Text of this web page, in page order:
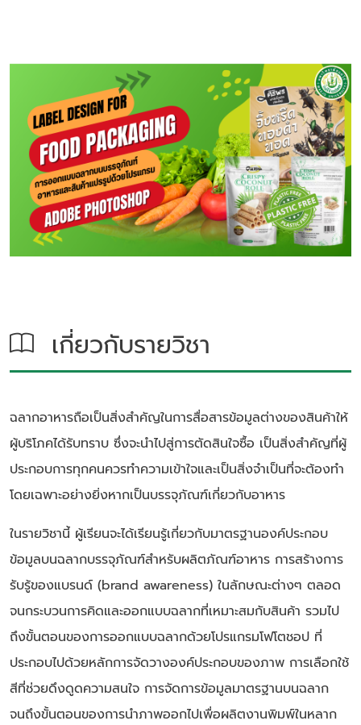
เกี่ยวกับรายวิชา
ฉลากอาหารถือเป็นสิ่งสำคัญในการสื่อสารข้อมูลต่างของสินค้าให้
ผู้บริโภคได้รับทราบ ซึ่งจะนำไปสู่การตัดสินใจซื้อ เป็นสิ่งสำคัญที่ผู้
ประกอบการทุกคนควรทำความเข้าใจและเป็นสิ่งจำเป็นที่จะต้องทำ
โดยเฉพาะอย่างยิ่งหากเป็นบรรจุภัณฑ์เกี่ยวกับอาหาร
ในรายวิชานี้ ผู้เรียนจะได้เรียนรู้เกี่ยวกับมาตรฐานองค์ประกอบ
ข้อมูลบนฉลากบรรจุภัณฑ์สำหรับผลิตภัณฑ์อาหาร การสร้างการ
รับรู้ของแบรนด์ (brand awareness) ในลักษณะต่างๆ ตลอด
จนกระบวนการคิดและออกแบบฉลากที่เหมาะสมกับสินค้า รวมไป
ถึงขั้นตอนของการออกแบบฉลากด้วยโปรแกรมโฟโตชอป ที่
ประกอบไปด้วยหลักการจัดวางองค์ประกอบของภาพ การเลือกใช้
สีที่ช่วยดึงดูดความสนใจ การจัดการข้อมูลมาตรฐานบนฉลาก
จนถึงขั้นตอนของการนำภาพออกไปเพื่อผลิตงานพิมพ์ในหลาก